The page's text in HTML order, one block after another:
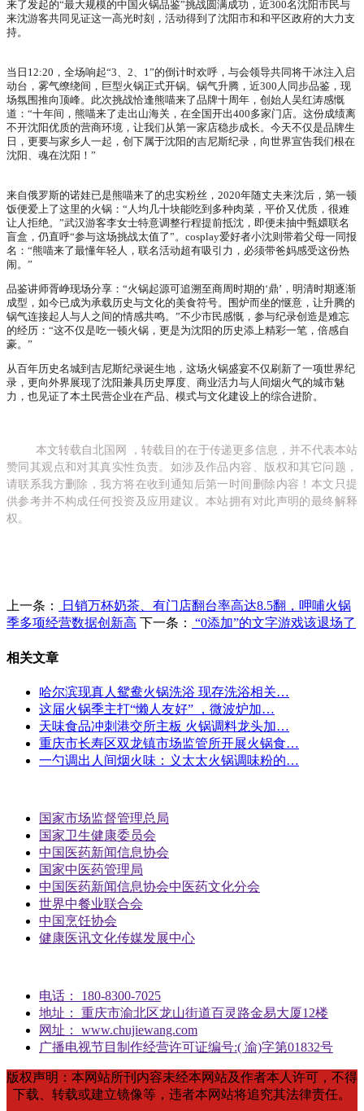
来了发起的“最大规模的中国火锅品鉴”挑战圆满成功，近300名沈阳市民与
来沈游客共同见证这一高光时刻，活动得到了沈阳市和和平区政府的大力支
持。
当日12:20，全场响起“3、2、1”的倒计时欢呼，与会领导共同将干冰注入启
动台，雾气缭绕间，巨型火锅正式开锅。锅气升腾，近300人同步品鉴，现
场氛围推向顶峰。此次挑战恰逢熊喵来了品牌十周年，创始人吴红涛感慨
道：“十年间，熊喵来了走出山海关，在全国开出400多家门店。这份成绩离
不开沈阳优质的营商环境，让我们从第一家店稳步成长。今天不仅是品牌生
日，更要与家乡人一起，创下属于沈阳的吉尼斯纪录，向世界宣告我们根在
沈阳、魂在沈阳！”
来自俄罗斯的诺娃已是熊喵来了的忠实粉丝，2020年随丈夫来沈后，第一顿
饭便爱上了这里的火锅：“人均几十块能吃到多种肉菜，平价又优质，很难
让人拒绝。”武汉游客李女士特意调整行程提前抵沈，即便未抽中甄嬛联名
盲盒，仍直呼“参与这场挑战太值了”。cosplay爱好者小沈则带着父母一同报
名：“熊喵来了最懂年轻人，联名活动超有吸引力，必须带爸妈感受这份热
闹。”
品鉴讲师胥峥现场分享：“火锅起源可追溯至商周时期的‘鼎’，明清时期逐渐
成型，如今已成为承载历史与文化的美食符号。围炉而坐的惬意，让升腾的
锅气连接起人与人之间的情感共鸣。”不少市民感慨，参与纪录创造是难忘
的经历：“这不仅是吃一顿火锅，更是为沈阳的历史添上精彩一笔，倍感自
豪。”
从百年历史名城到吉尼斯纪录诞生地，这场火锅盛宴不仅刷新了一项世界纪
录，更向外界展现了沈阳兼具历史厚度、商业活力与人间烟火气的城市魅
力，也见证了本土民营企业在产品、模式与文化建设上的综合进阶。
本文转载自北国网 ，转载目的在于传递更多信息，并不代表本站
赞同其观点和对其真实性负责。如涉及作品内容、版权和其它问题，
请联系我方删除，我方将在收到通知后第一时间删除内容！本文只提
供参考并不构成任何投资及应用建议。本站拥有对此声明的最终解释
权。
上一条：
日销万杯奶茶、有门店翻台率高达8.5翻，呷哺火锅
季多项经营数据创新高 下一条： “0添加”的文字游戏该退场了
相关文章
哈尔滨现真人鸳鸯火锅洗浴 现存洗浴相关…
这届火锅季主打“懒人友好” ，微波炉加…
天味食品冲刺港交所主板 火锅调料龙头加…
重庆市长寿区双龙镇市场监管所开展火锅食…
一勺调出人间烟火味：义太太火锅调味粉的…
国家市场监督管理总局
国家卫生健康委员会
中国医药新闻信息协会
国家中医药管理局
中国医药新闻信息协会中医药文化分会
世界中餐业联合会
中国烹饪协会
健康医讯文化传媒发展中心
电话： 180-8300-7025
地址： 重庆市渝北区龙山街道百灵路金易大厦12楼
网址： www.chujiewang.com
广播电视节目制作经营许可证编号:( 渝)字第01832号
版权声明：本网站所刊内容未经本网站及作者本人许可，不得
下载、转载或建立镜像等，违者本网站将追究其法律责任。